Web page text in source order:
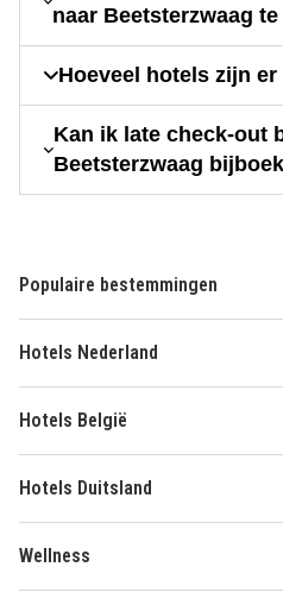
naar Beetsterzwaag
Hoeveel hotels zijn
Kan ik late check-out
Beetsterzwaag
Populaire bestemmingen
Hotels Nederland
Hotels België
Hotels Duitsland
Wellness